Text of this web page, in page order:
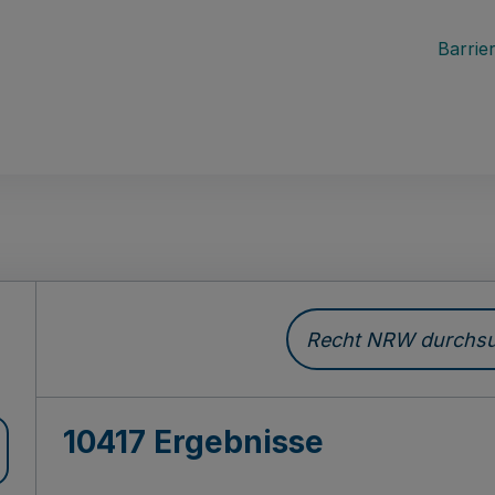
Recht NRW
10417 Ergebnisse